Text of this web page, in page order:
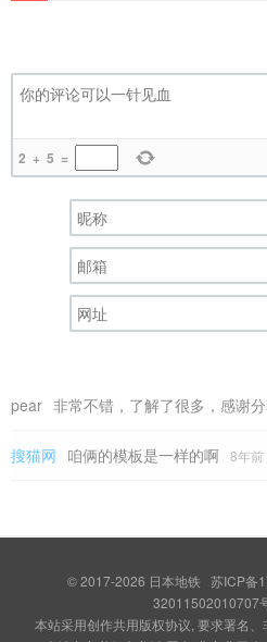
2 + 5 =
pear 非常不错，了解了很多，感谢
搜猫网 咱俩的模板是一样的啊 8年
© 2017-2026 日本地铁 苏ICP备
32011502010707
本站采用创作共用版权协议, 要求署名